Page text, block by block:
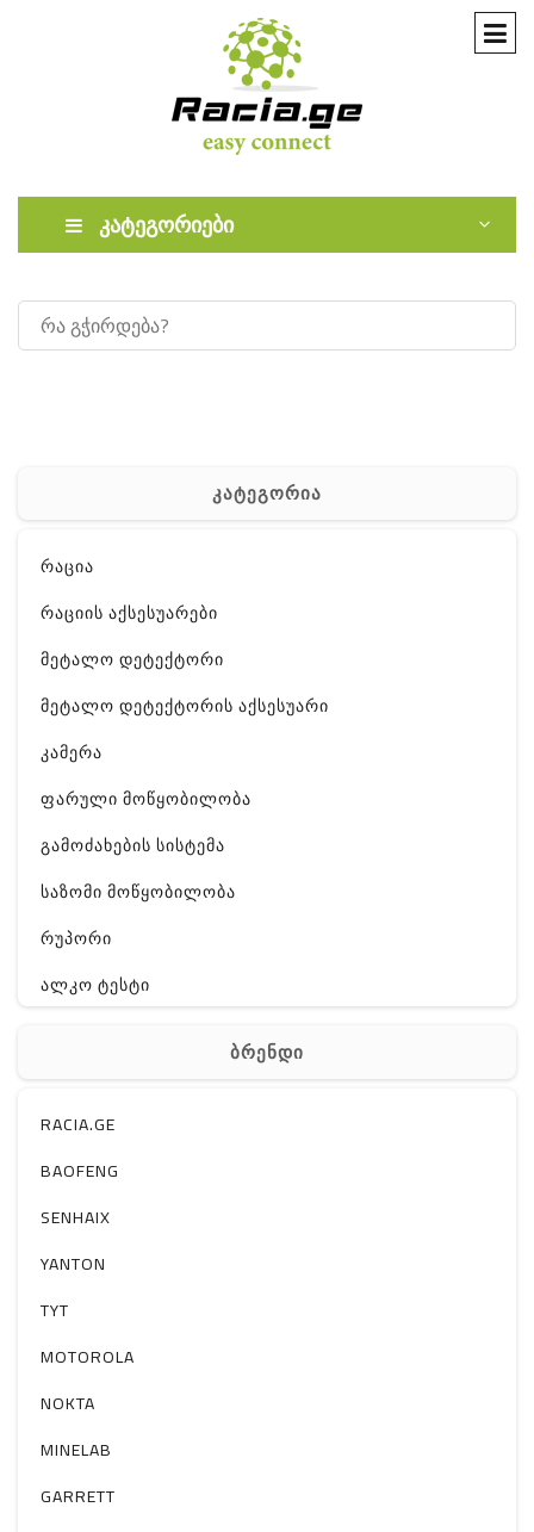
კატეგორიები
კატეგორია
რაცია
რაციის აქსესუარები
მეტალო დეტექტორი
მეტალო დეტექტორის აქსესუარი
კამერა
ფარული მოწყობილობა
გამოძახების სისტემა
საზომი მოწყობილობა
რუპორი
ალკო ტესტი
ელ. მოწყობილობები
მაგნიტი
სხვა
ბრენდი
RACIA.GE
BAOFENG
SENHAIX
YANTON
TYT
MOTOROLA
NOKTA
MINELAB
GARRETT